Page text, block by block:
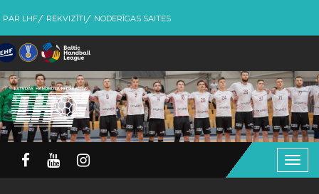
PAR LHF REKVIZĪTI NODERĪGAS SAITES